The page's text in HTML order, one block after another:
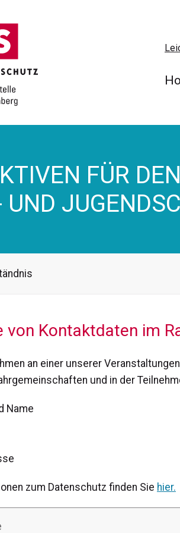
FÜR DEN
UND
von Kontaktdaten im
an einer unserer
und in der
Name
zum Datenschutz finden Sie hier.